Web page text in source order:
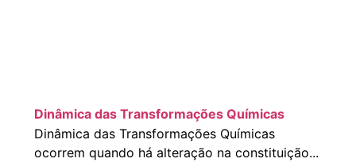
Dinâmica das Transformações Químicas
Dinâmica das Transformações Químicas
ocorrem quando há alteração na constituição...